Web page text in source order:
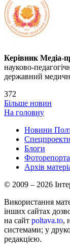
Керівник Медіа-
науково-
державний
372
Більше новин
На головну
Новини
Спецпроекти
Блоги
Архів
© 2009 – 2026
Використання
інших сайтах
на сайт poltava.to,
системами; у
редакцією.